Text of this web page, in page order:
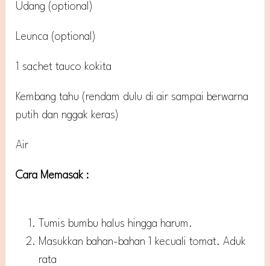
Udang (optional)
Leunca (optional)
1 sachet tauco kokita
Kembang tahu (rendam dulu di air sampai berwarna
putih dan nggak keras)
Air
Cara Memasak :
Tumis bumbu halus hingga harum.
Masukkan bahan-bahan 1 kecuali tomat. Aduk
rata